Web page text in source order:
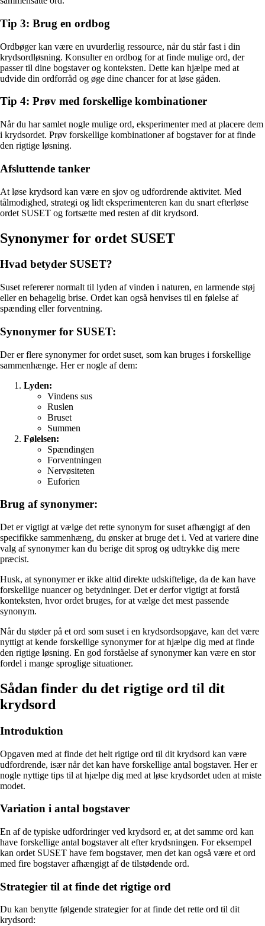
Tip 3: Brug en ordbog
Ordbøger kan være en uvurderlig ressource, når du står fast i din
krydsordløsning. Konsulter en ordbog for at finde mulige ord, der
passer til dine bogstaver og konteksten. Dette kan hjælpe med at
udvide din ordforråd og øge dine chancer for at løse gåden.
Tip 4: Prøv med forskellige kombinationer
Når du har samlet nogle mulige ord, eksperimenter med at placere dem
i krydsordet. Prøv forskellige kombinationer af bogstaver for at finde
den rigtige løsning.
Afsluttende tanker
At løse krydsord kan være en sjov og udfordrende aktivitet. Med
tålmodighed, strategi og lidt eksperimenteren kan du snart efterløse
ordet SUSET og fortsætte med resten af dit krydsord.
Synonymer for ordet SUSET
Hvad betyder SUSET?
Suset refererer normalt til lyden af vinden i naturen, en larmende støj
eller en behagelig brise. Ordet kan også henvises til en følelse af
spænding eller forventning.
Synonymer for SUSET:
Der er flere synonymer for ordet suset, som kan bruges i forskellige
sammenhænge. Her er nogle af dem:
Lyden:
Vindens sus
Ruslen
Bruset
Summen
Følelsen:
Spændingen
Forventningen
Nervøsiteten
Euforien
Brug af synonymer:
Det er vigtigt at vælge det rette synonym for suset afhængigt af den
specifikke sammenhæng, du ønsker at bruge det i. Ved at variere dine
valg af synonymer kan du berige dit sprog og udtrykke dig mere
præcist.
Husk, at synonymer er ikke altid direkte udskiftelige, da de kan have
forskellige nuancer og betydninger. Det er derfor vigtigt at forstå
konteksten, hvor ordet bruges, for at vælge det mest passende
synonym.
Når du støder på et ord som suset i en krydsordsopgave, kan det være
nyttigt at kende forskellige synonymer for at hjælpe dig med at finde
den rigtige løsning. En god forståelse af synonymer kan være en stor
fordel i mange sproglige situationer.
Sådan finder du det rigtige ord til dit
krydsord
Introduktion
Opgaven med at finde det helt rigtige ord til dit krydsord kan være
udfordrende, især når det kan have forskellige antal bogstaver. Her er
nogle nyttige tips til at hjælpe dig med at løse krydsordet uden at miste
modet.
Variation i antal bogstaver
En af de typiske udfordringer ved krydsord er, at det samme ord kan
have forskellige antal bogstaver alt efter krydsningen. For eksempel
kan ordet SUSET have fem bogstaver, men det kan også være et ord
med fire bogstaver afhængigt af de tilstødende ord.
Strategier til at finde det rigtige ord
Du kan benytte følgende strategier for at finde det rette ord til dit
krydsord: